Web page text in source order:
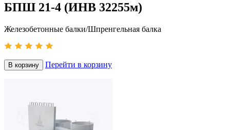
БПШ 21-4 (ИНВ 32255м)
Железобетонные балки/Шпренгельная балка
В корзину Перейти в корзину